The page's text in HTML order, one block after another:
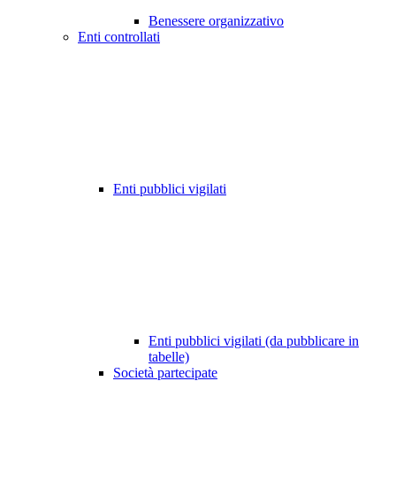
Benessere organizzativo
Enti controllati
Enti pubblici vigilati
Enti pubblici vigilati (da pubblicare in
tabelle)
Società partecipate